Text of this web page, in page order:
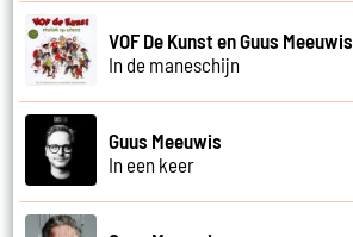
VOF De Kunst en Guus Meeuwis
In de maneschijn
Guus Meeuwis
In een keer